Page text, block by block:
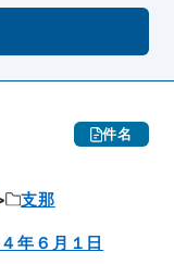
件名
支那
年６月１日